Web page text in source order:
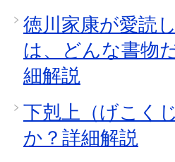
徳川家康が愛読
は、どんな書物
細解説
下剋上（げこく
か？詳細解説